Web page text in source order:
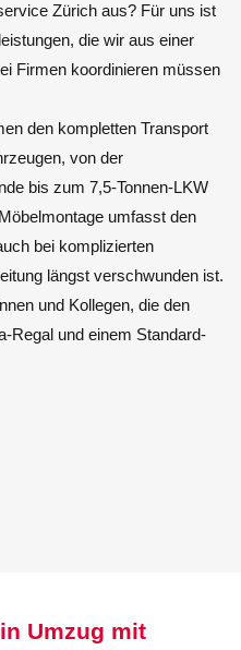
Zürich aus? Für uns ist
die wir aus einer
Firmen koordinieren müssen
den kompletten Transport
von der
bis zum 7,5-Tonnen-LKW
umfasst den
bei komplizierten
längst verschwunden ist.
und Kollegen, die den
Regal und einem Standard-
Umzug mit